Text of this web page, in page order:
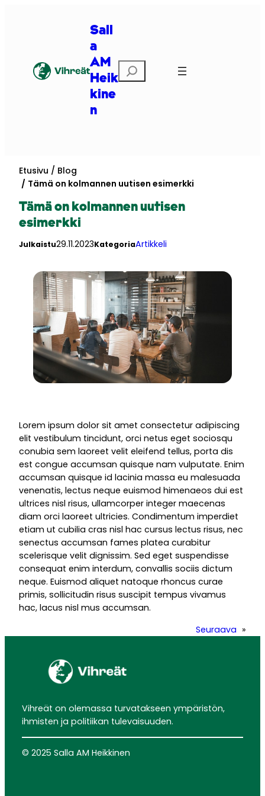
Sall
a
AM
Heik
kine
n
Etsi
Etusivu
Blog
Tämä on kolmannen uutisen esimerkki
Tämä on kolmannen uutisen
esimerkki
Julkaistu29.11.2023KategoriaArtikkeli
Lorem ipsum dolor sit amet consectetur adipiscing
elit vestibulum tincidunt, orci netus eget sociosqu
conubia sem laoreet velit eleifend tellus, porta dis
est congue accumsan quisque nam vulputate. Enim
accumsan quisque id lacinia massa eu malesuada
venenatis, lectus neque euismod himenaeos dui est
ultrices nisl risus, ullamcorper integer maecenas
diam orci laoreet ultricies. Condimentum imperdiet
etiam ut cubilia cras nisl hac cursus lectus risus, nec
senectus accumsan fames platea curabitur
scelerisque velit dignissim. Sed eget suspendisse
consequat enim interdum, convallis sociis dictum
neque. Euismod aliquet natoque rhoncus curae
primis, sollicitudin risus suscipit tempus vivamus
hac, lacus nisl mus accumsan.
Seuraava »
Vihreät on olemassa turvatakseen ympäristön,
ihmisten ja politiikan tulevaisuuden.
© 2025 Salla AM Heikkinen